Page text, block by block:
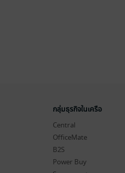
กลุ่มธุรกิจในเครือ
Central
OfficeMate
B2S
Power Buy